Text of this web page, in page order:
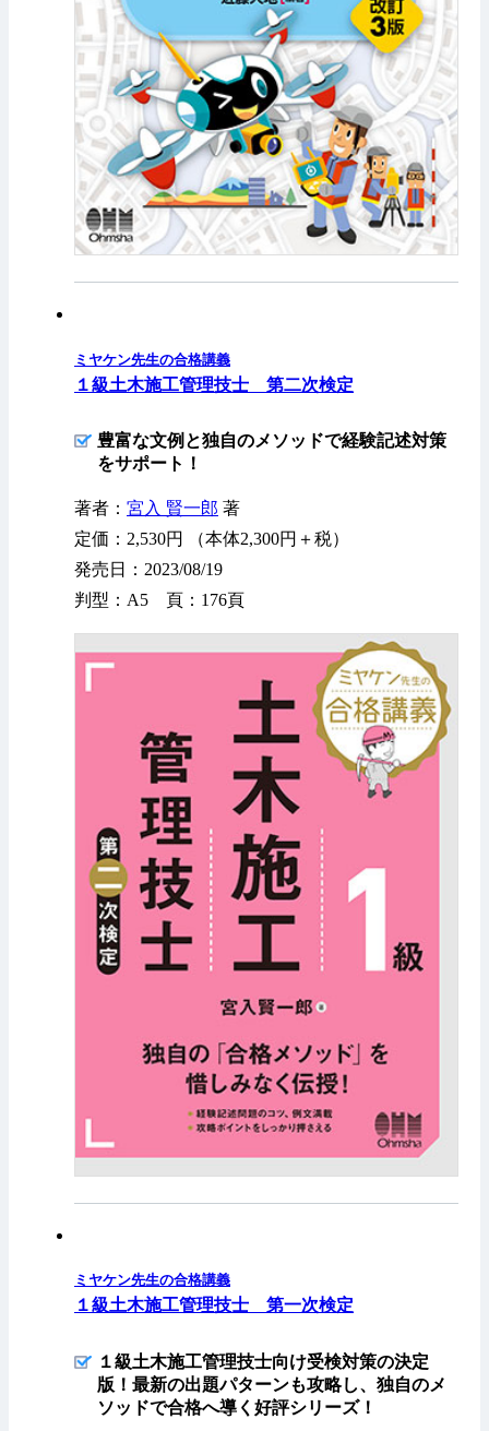
ミヤケン先生の合格講義
１級土木施工管理技士 第二次検定
豊富な文例と独自のメソッドで経験記述対策
をサポート！
著者： 宮入 賢一郎 著
定価：2,530円 （本体2,300円＋税）
発売日：2023/08/19
判型：A5 頁：176頁
ミヤケン先生の合格講義
１級土木施工管理技士 第一次検定
１級土木施工管理技士向け受検対策の決定
版！最新の出題パターンも攻略し、独自のメ
ソッドで合格へ導く好評シリーズ！